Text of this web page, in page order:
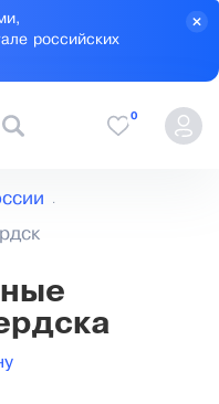
российских
0